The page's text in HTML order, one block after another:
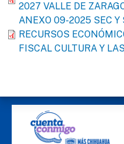
2027 VALLE DE
ANEXO 09-2025 SEC Y
RECURSOS
FISCAL CULTURA Y